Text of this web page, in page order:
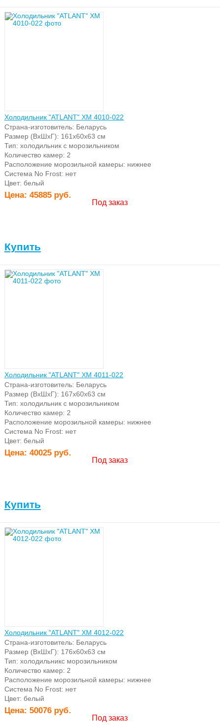
Холодильник "ATLANT" ХМ 4010-022
Страна-изготовитель: Беларусь
Размер (ВхШхГ): 161х60х63 см
Тип: холодильник с морозильником
Количество камер: 2
Расположение морозильной камеры: нижнее
Система No Frost: нет
Цвет: белый
Цена: 45885 руб.
Под заказ
Купить
Холодильник "ATLANT" ХМ 4011-022
Страна-изготовитель: Беларусь
Размер (ВхШхГ): 167х60х63 см
Тип: холодильник с морозильником
Количество камер: 2
Расположение морозильной камеры: нижнее
Система No Frost: нет
Цвет: белый
Цена: 40025 руб.
Под заказ
Купить
Холодильник "ATLANT" ХМ 4012-022
Страна-изготовитель: Беларусь
Размер (ВхШхГ): 176х60х63 см
Тип: холодильникс морозильником
Количество камер: 2
Расположение морозильной камеры: нижнее
Система No Frost: нет
Цвет: белый
Цена: 50076 руб.
Под заказ